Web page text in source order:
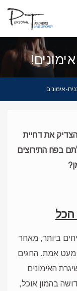
אימונים
את דחיית
בפח התירוצים
הכל
ביותר, מאחר
מעט אמת. החגים
האימונים
בהמון אוכל,